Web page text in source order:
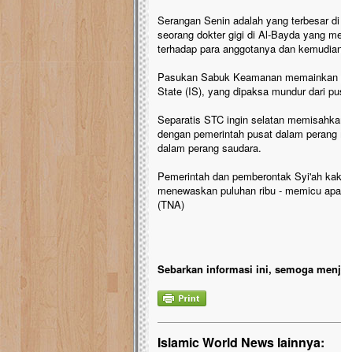
Serangan Senin adalah yang terbesar
seorang dokter gigi di Al-Bayda yang
terhadap para anggotanya dan
Pasukan Sabuk Keamanan
State (IS), yang dipaksa mundur dari
Separatis STC ingin selatan
dengan pemerintah pusat dalam
dalam perang saudara.
Pemerintah dan pemberontak Syi'ah
menewaskan puluhan ribu - memicu
(TNA)
Sebarkan informasi ini, semoga
Islamic World News lainnya: